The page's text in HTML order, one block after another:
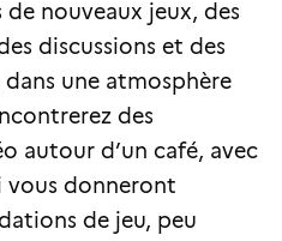
nouveaux jeux, des
discussions et des
une atmosphère
des
autour d’un café, avec
vous donneront
de jeu, peu